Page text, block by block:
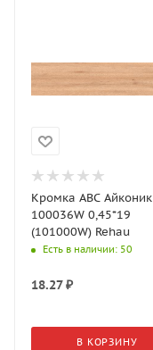
Кромка АВС Айконик
100036W 0,45*19
(101000W) Rehau
Есть в наличии: 50
18.27₽
В КОРЗИНУ